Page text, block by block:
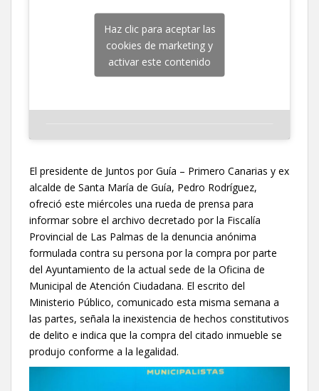
Haz clic para aceptar las
cookies de marketing y
activar este contenido
El presidente de Juntos por Guía – Primero Canarias y ex
alcalde de Santa María de Guía, Pedro Rodríguez,
ofreció este miércoles una rueda de prensa para
informar sobre el archivo decretado por la Fiscalía
Provincial de Las Palmas de la denuncia anónima
formulada contra su persona por la compra por parte
del Ayuntamiento de la actual sede de la Oficina de
Municipal de Atención Ciudadana. El escrito del
Ministerio Público, comunicado esta misma semana a
las partes, señala la inexistencia de hechos constitutivos
de delito e indica que la compra del citado inmueble se
produjo conforme a la legalidad.